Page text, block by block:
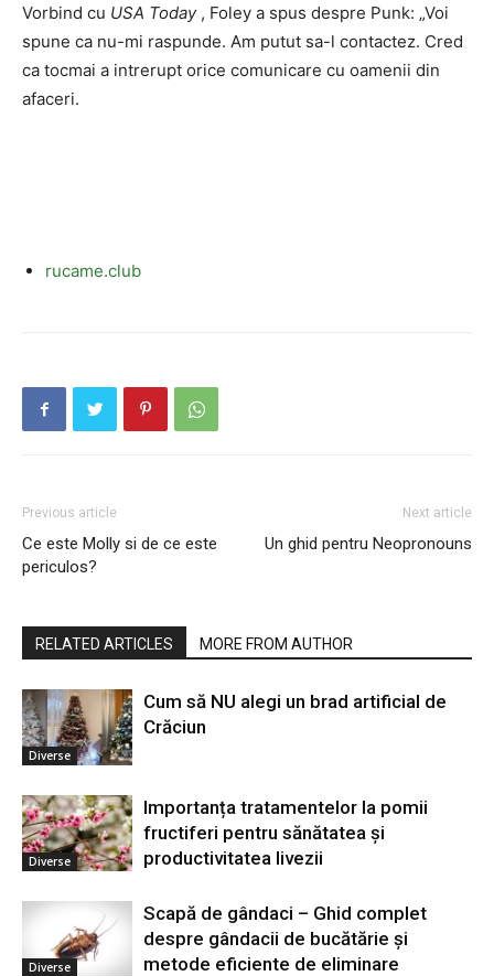
Vorbind cu USA Today, Foley a spus despre Punk: „Voi
spune ca nu-mi raspunde. Am putut sa-l contactez. Cred
ca tocmai a intrerupt orice comunicare cu oamenii din
afaceri.
rucame.club
Previous article
Ce este Molly si de ce este
periculos?
Next article
Un ghid pentru Neopronouns
RELATED ARTICLES MORE FROM AUTHOR
Diverse
Cum să NU alegi un brad artificial de
Crăciun
Diverse
Importanța tratamentelor la pomii
fructiferi pentru sănătatea și
productivitatea livezii
Diverse
Scapă de gândaci – Ghid complet
despre gândacii de bucătărie și
metode eficiente de eliminare